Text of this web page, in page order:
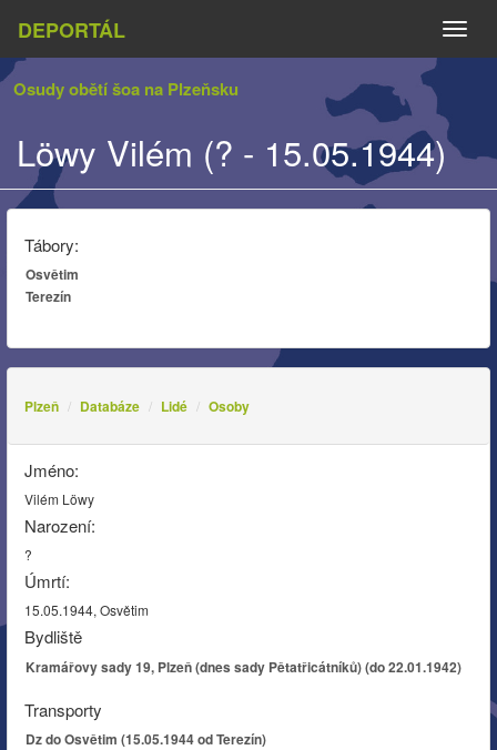
DEPORTÁL
Osudy obětí šoa na Plzeňsku
Löwy Vilém (? - 15.05.1944)
Tábory:
Osvětim
Terezín
Plzeň Databáze Lidé Osoby
Jméno:
Vilém Löwy
Narození:
?
Úmrtí:
15.05.1944, Osvětim
Bydliště
Kramářovy sady 19, Plzeň (dnes sady Pětatřicátníků) (do 22.01.1942)
Transporty
Dz do Osvětim (15.05.1944 od Terezín)